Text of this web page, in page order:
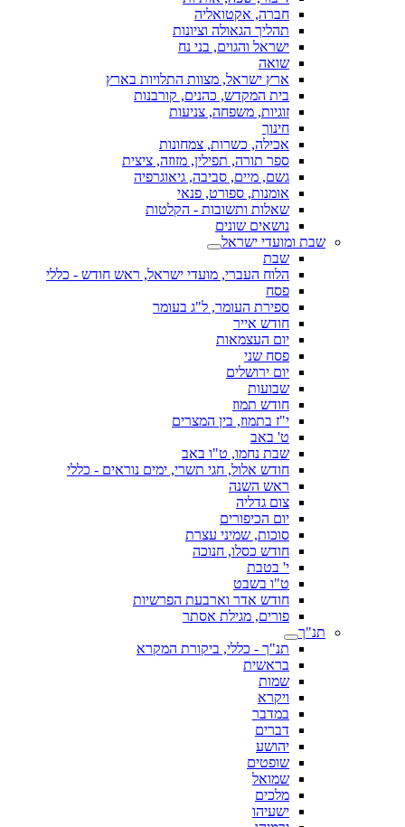
חברה, אקטואליה
תהליך הגאולה וציונות
ישראל והגוים, בני נח
שואה
ארץ ישראל, מצוות התלויות בארץ
בית המקדש, כהנים, קורבנות
זוגיות, משפחה, צניעות
חינוך
אכילה, כשרות, צמחונות
ספר תורה, תפילין, מזוזה, ציצית
גשם, מיים, סביבה, גיאוגרפיה
אומנות, ספורט, פנאי
שאלות ותשובות - הקלטות
נושאים שונים
שבת ומועדי ישראל
שבת
הלוח העברי, מועדי ישראל, ראש חודש - כללי
פסח
ספירת העומר, ל"ג בעומר
חודש אייר
יום העצמאות
פסח שני
יום ירושלים
שבועות
חודש תמוז
י"ז בתמוז, בין המצרים
ט' באב
שבת נחמו, ט"ו באב
חודש אלול, חגי תשרי, ימים נוראים - כללי
ראש השנה
צום גדליה
יום הכיפורים
סוכות, שמיני עצרת
חודש כסלו, חנוכה
י' בטבת
ט"ו בשבט
חודש אדר וארבעת הפרשיות
פורים, מגילת אסתר
תנ"ך
תנ"ך - כללי, ביקורת המקרא
בראשית
שמות
ויקרא
במדבר
דברים
יהושע
שופטים
שמואל
מלכים
ישעיהו